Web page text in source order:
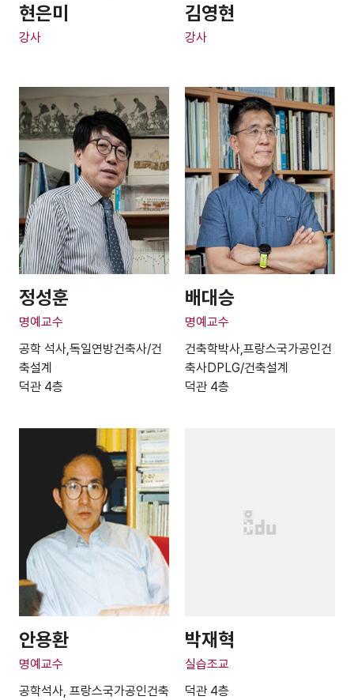
현은미
강사
김영현
강사
정성훈
명예교수
공학 석사,독일연방건축사/건
축설계
덕관 4층
배대승
명예교수
건축학박사,프랑스국가공인건
축사DPLG/건축설계
덕관 4층
안용환
명예교수
공학석사, 프랑스국가공인건축
박재혁
실습조교
덕관 4층